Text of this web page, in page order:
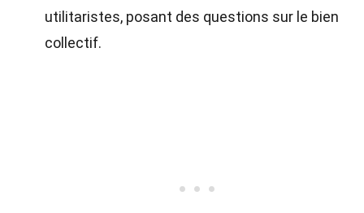
utilitaristes, posant des questions sur le bien
collectif.